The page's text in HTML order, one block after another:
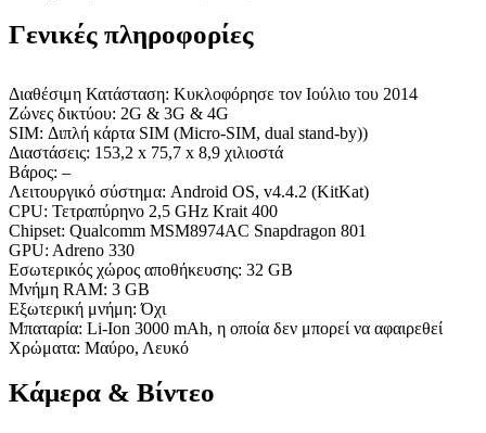
Γενικές πληροφορίες
Διαθέσιμη Κατάσταση: Κυκλοφόρησε τον Ιούλιο του 2014
Ζώνες δικτύου: 2G & 3G & 4G
SIM: Διπλή κάρτα SIM (Micro-SIM, dual stand-by))
Διαστάσεις: 153,2 x 75,7 x 8,9 χιλιοστά
Βάρος: –
Λειτουργικό σύστημα: Android OS, v4.4.2 (KitKat)
CPU: Τετραπύρηνο 2,5 GHz Krait 400
Chipset: Qualcomm MSM8974AC Snapdragon 801
GPU: Adreno 330
Εσωτερικός χώρος αποθήκευσης: 32 GB
Μνήμη RAM: 3 GB
Εξωτερική μνήμη: Όχι
Μπαταρία: Li-Ion 3000 mAh, η οποία δεν μπορεί να αφαιρεθεί
Χρώματα: Μαύρο, Λευκό
Κάμερα & Βίντεο